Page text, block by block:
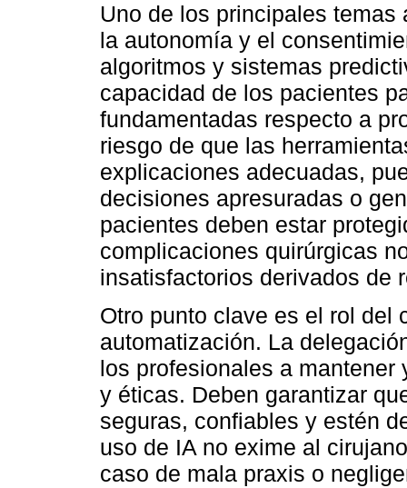
Uno de los principales
la autonomía y el
algoritmos y sistemas
capacidad de los pacientes
fundamentadas respecto a
riesgo de que las
explicaciones adecuadas,
decisiones apresuradas o
pacientes deben estar
complicaciones quirúrgicas
insatisfactorios derivados de
Otro punto clave es el rol del
automatización. La
los profesionales a
y éticas. Deben garantizar
seguras, confiables y estén
uso de IA no exime al
caso de mala praxis o